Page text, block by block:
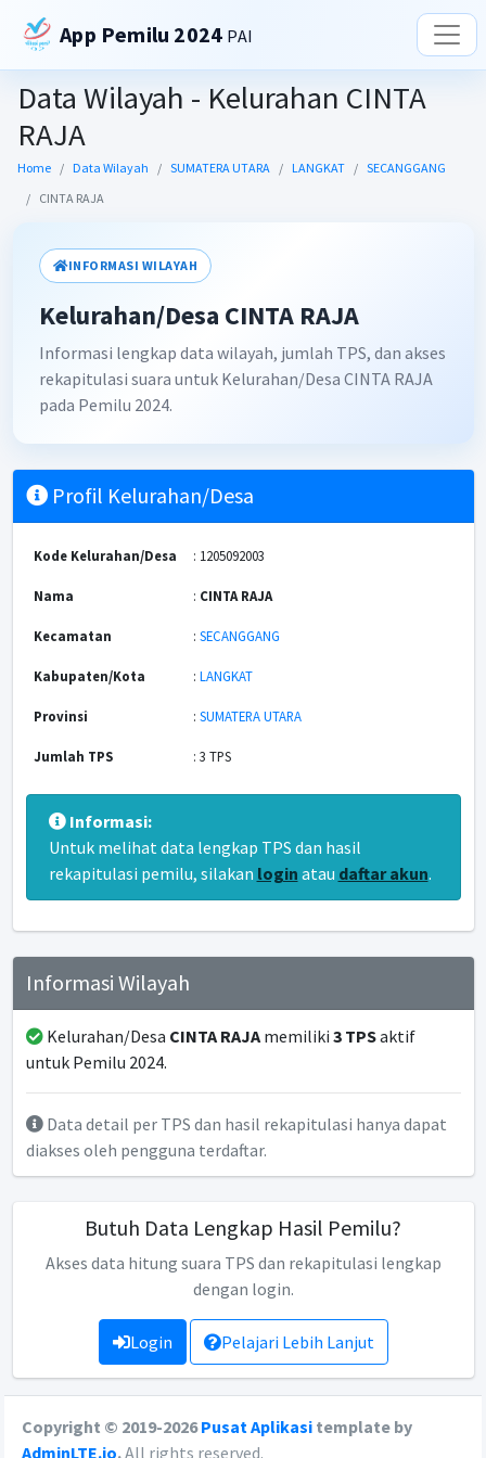
App Pemilu 2024 PAI
Data Wilayah - Kelurahan CINTA
RAJA
Home Data Wilayah SUMATERA UTARA LANGKAT
SECANGGANG
CINTA RAJA
INFORMASI WILAYAH
Kelurahan/Desa CINTA RAJA
Informasi lengkap data wilayah, jumlah TPS, dan akses
rekapitulasi suara untuk Kelurahan/Desa CINTA RAJA
pada Pemilu 2024.
Profil Kelurahan/Desa
Kode Kelurahan/Desa : 1205092003
Nama : CINTA RAJA
Kecamatan : SECANGGANG
Kabupaten/Kota : LANGKAT
Provinsi : SUMATERA UTARA
Jumlah TPS : 3 TPS
Informasi:
Untuk melihat data lengkap TPS dan hasil
rekapitulasi pemilu, silakan login atau daftar akun.
Informasi Wilayah
Kelurahan/Desa CINTA RAJAmemiliki 3 TPSaktif
untuk Pemilu 2024.
Data detail per TPS dan hasil rekapitulasi hanya dapat
diakses oleh pengguna terdaftar.
Butuh Data Lengkap Hasil Pemilu?
Akses data hitung suara TPS dan rekapitulasi lengkap
dengan login.
Login Pelajari Lebih Lanjut
Copyright © 2019-2026Pusat Aplikasi template by
AdminLTE.io.All rights reserved.